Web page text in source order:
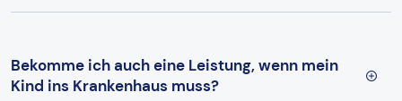
Bekomme ich auch eine Leistung, wenn mein
Kind ins Krankenhaus muss?